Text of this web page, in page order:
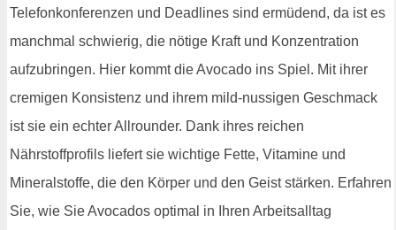
Telefonkonferenzen und Deadlines sind ermüdend, da ist es
manchmal schwierig, die nötige Kraft und Konzentration
aufzubringen. Hier kommt die Avocado ins Spiel. Mit ihrer
cremigen Konsistenz und ihrem mild-nussigen Geschmack
ist sie ein echter Allrounder. Dank ihres reichen
Nährstoffprofils liefert sie wichtige Fette, Vitamine und
Mineralstoffe, die den Körper und den Geist stärken. Erfahren
Sie, wie Sie Avocados optimal in Ihren Arbeitsalltag